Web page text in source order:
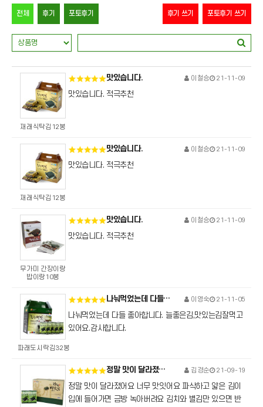
전체 후기 포토후기 후기 쓰기 포토후기 쓰기
재래식탁김12봉
맛있습니다. 이철승 21-11-09
맛있습니다. 적극추천
재래식탁김12봉
맛있습니다. 이철승 21-11-09
맛있습니다. 적극추천
무가미 간장이랑
밥이랑10봉
맛있습니다. 이철승 21-11-09
맛있습니다. 적극추천
파래도시락김32봉
나눠먹었는데 다들 좋아합니다. 이영숙 21-11-05
나눠먹었는데 다들 좋아합니다. 늘좋은김,맛있는김잘먹고
있어요.감사합니다.
정말 맛이 달라졌어요 너무 맛잇어요 파삭하고 얇은 김이 입에 들어가면 금방 녹아버려요 ... 김경순 21-09-19
정말 맛이 달라졌어요 너무 맛잇어요 파삭하고 얇은 김이
입에 들어가면 금방 녹아버려요 김치와 별김만 있으면 반